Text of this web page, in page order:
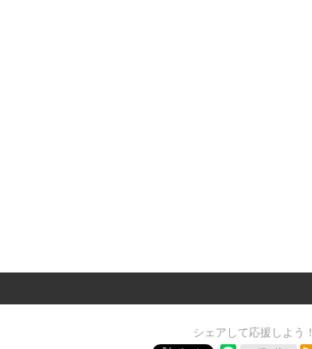
シェアして応援しよう！